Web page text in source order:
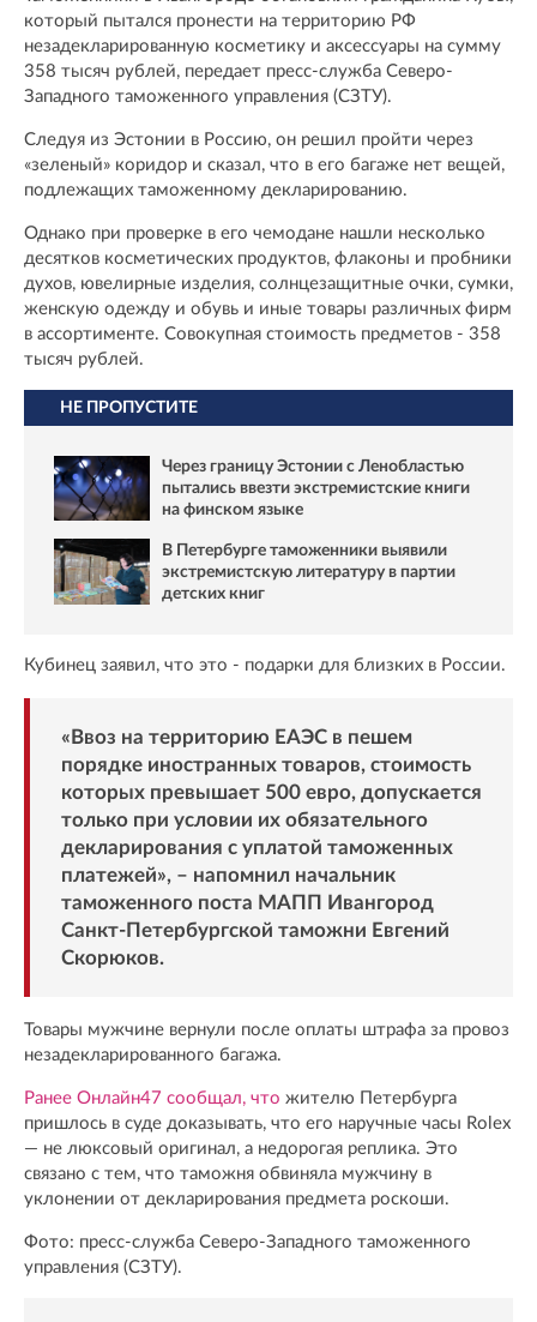
который пытался пронести на территорию РФ
незадекларированную косметику и аксессуары на сумму
358 тысяч рублей, передает пресс-служба Северо-
Западного таможенного управления (СЗТУ).
Следуя из Эстонии в Россию, он решил пройти через
«зеленый» коридор и сказал, что в его багаже нет вещей,
подлежащих таможенному декларированию.
Однако при проверке в его чемодане нашли несколько
десятков косметических продуктов, флаконы и пробники
духов, ювелирные изделия, солнцезащитные очки, сумки,
женскую одежду и обувь и иные товары различных фирм
в ассортименте. Совокупная стоимость предметов - 358
тысяч рублей.
НЕ ПРОПУСТИТЕ
Через границу Эстонии с Ленобластью
пытались ввезти экстремистские книги
на финском языке
В Петербурге таможенники выявили
экстремистскую литературу в партии
детских книг
Кубинец заявил, что это - подарки для близких в России.
«Ввоз на территорию ЕАЭС в пешем
порядке иностранных товаров, стоимость
которых превышает 500 евро, допускается
только при условии их обязательного
декларирования с уплатой таможенных
платежей», – напомнил начальник
таможенного поста МАПП Ивангород
Санкт-Петербургской таможни Евгений
Скорюков.
Товары мужчине вернули после оплаты штрафа за провоз
незадекларированного багажа.
Ранее Онлайн47 сообщал, что жителю Петербурга
пришлось в суде доказывать, что его наручные часы Rolex
— не люксовый оригинал, а недорогая реплика. Это
связано с тем, что таможня обвиняла мужчину в
уклонении от декларирования предмета роскоши.
Фото: пресс-служба Северо-Западного таможенного
управления (СЗТУ).